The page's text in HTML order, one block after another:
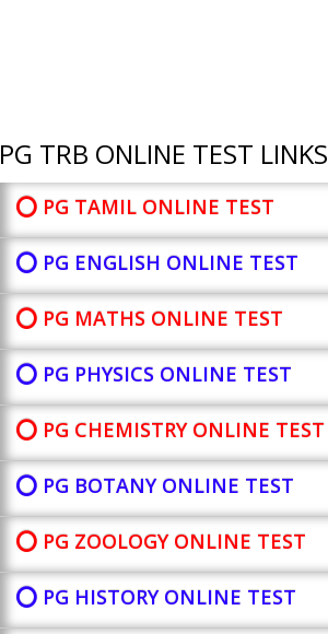
PG TRB ONLINE TEST LINKS
⭕ PG TAMIL ONLINE TEST
⭕ PG ENGLISH ONLINE TEST
⭕ PG MATHS ONLINE TEST
⭕ PG PHYSICS ONLINE TEST
⭕ PG CHEMISTRY ONLINE TEST
⭕ PG BOTANYONLINE TEST
⭕ PG ZOOLOGY ONLINE TEST
⭕ PG HISTORY ONLINE TEST